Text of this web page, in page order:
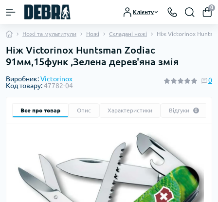
Клієнту
0
Ножі та мультитули Ножі Складані ножі Ніж Victorinox
Ніж Victorinox Huntsman Zodiac
91мм,15функ ,Зелена дерев'яна змія
Виробник:Victorinox
Код товару:47782-04
0
Все про товар Опис Характеристики Відгуки 0